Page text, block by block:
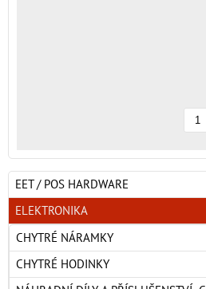
EET / POS HARDWARE
ELEKTRONIKA
CHYTRÉ NÁRAMKY
CHYTRÉ HODINKY